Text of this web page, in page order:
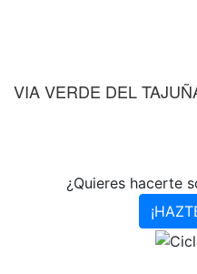
VIA VERDE DEL
¿Quieres hacerte